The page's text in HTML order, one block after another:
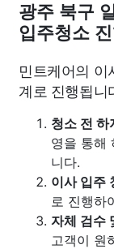
광주 북구
입주청소
민트케어의
계로 진행됩니
청소 전 하
영을 통해
니다.
이사 입주
로 진행하
자체 검수
고객이 원